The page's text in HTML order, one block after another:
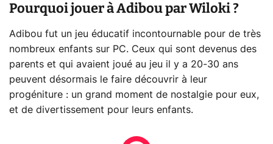
Pourquoi jouer à Adibou par Wiloki ?
Adibou fut un jeu éducatif incontournable pour de très
nombreux enfants sur PC. Ceux qui sont devenus des
parents et qui avaient joué au jeu il y a 20-30 ans
peuvent désormais le faire découvrir à leur
progéniture : un grand moment de nostalgie pour eux,
et de divertissement pour leurs enfants.